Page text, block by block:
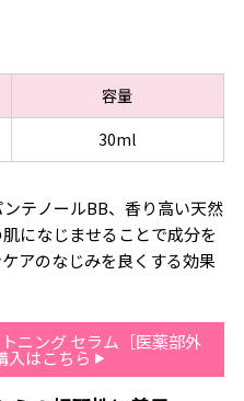
容量
30ml
テノールBB、香り高い天然
になじませることで成分を
アのなじみを良くする効果
ニング セラム［医薬部外
入はこちら